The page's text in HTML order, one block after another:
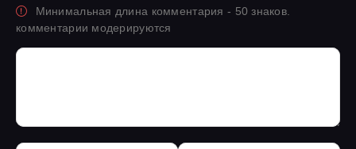
Минимальная длина комментария - 50 знаков.
комментарии модерируются